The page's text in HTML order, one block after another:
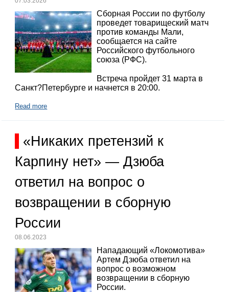
Сборная России по футболу
проведет товарищеский матч
против команды Мали,
сообщается на сайте
Российского футбольного
союза (РФС).
Встреча пройдет 31 марта в
Санкт?Петербурге и начнется в 20:00.
Read more
«Никаких претензий к
Карпину нет» — Дзюба
ответил на вопрос о
возвращении в сборную
России
08.06.2023
Нападающий «Локомотива»
Артем Дзюба ответил на
вопрос о возможном
возвращении в сборную
России.